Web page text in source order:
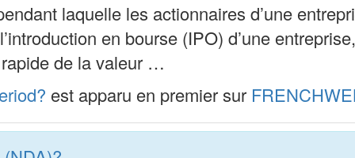
laquelle les actionnaires d’une
en bourse (IPO) d’une
de la valeur …
est apparu en premier sur